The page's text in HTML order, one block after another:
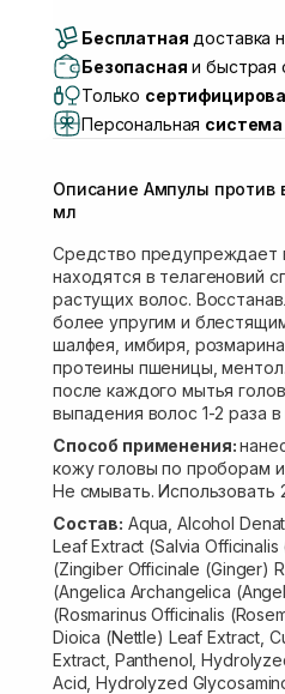
Самовывоз г. Луцк,
Самовывоз г. Львов,
Самовывоз Львов
Самовывоз г. Львов
Самовывоз г. Ровно,
Бесплатная доставка
Безопасная и быстрая
Только
Персональная система
Описание Ампулы против
мл
Средство предупреждает
находятся в телагеновий
растущих волос.
более упругим и
шалфея, имбиря,
протеины пшеницы,
после каждого мытья
выпадения волос 1-2 раза
Способ применения:
кожу головы по проборам
Не смывать. Использовать
Состав: Aqua, Alcohol
Leaf Extract (Salvia
(Zingiber Officinale (Ginger)
(Angelica Archangelica
(Rosmarinus Officinalis
Dioica (Nettle) Leaf Extract,
Extract, Panthenol,
Acid, Hydrolyzed